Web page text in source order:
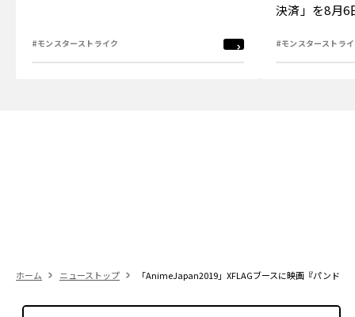
#モンスターストライク
決済」を8月6
#モンスターストラ
ホーム ニューストップ 「AnimeJapan2019」XFLAGブースに映画『パンドラ